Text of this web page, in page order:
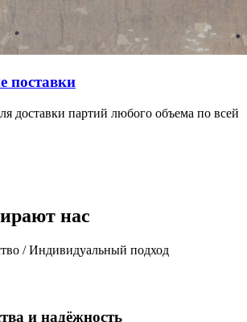
поставки
доставки партий любого объема по всей
нас
/ Индивидуальный подход
и надёжность